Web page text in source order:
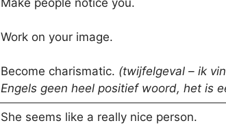
Work on your image.
Become charismatic. (twijfelgeval – ik
Engels geen heel positief woord, het is
She seems like a really nice person.